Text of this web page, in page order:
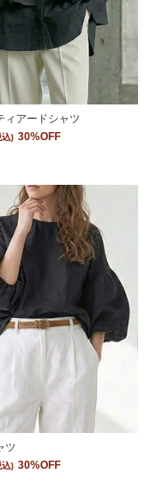
ィアードシャツ
込) 30%OFF
ツ
込) 30%OFF